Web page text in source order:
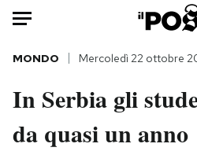
HOME
Italia
MONDO Mercoledì 22 ottobre
In Serbia gli
da quasi un anno